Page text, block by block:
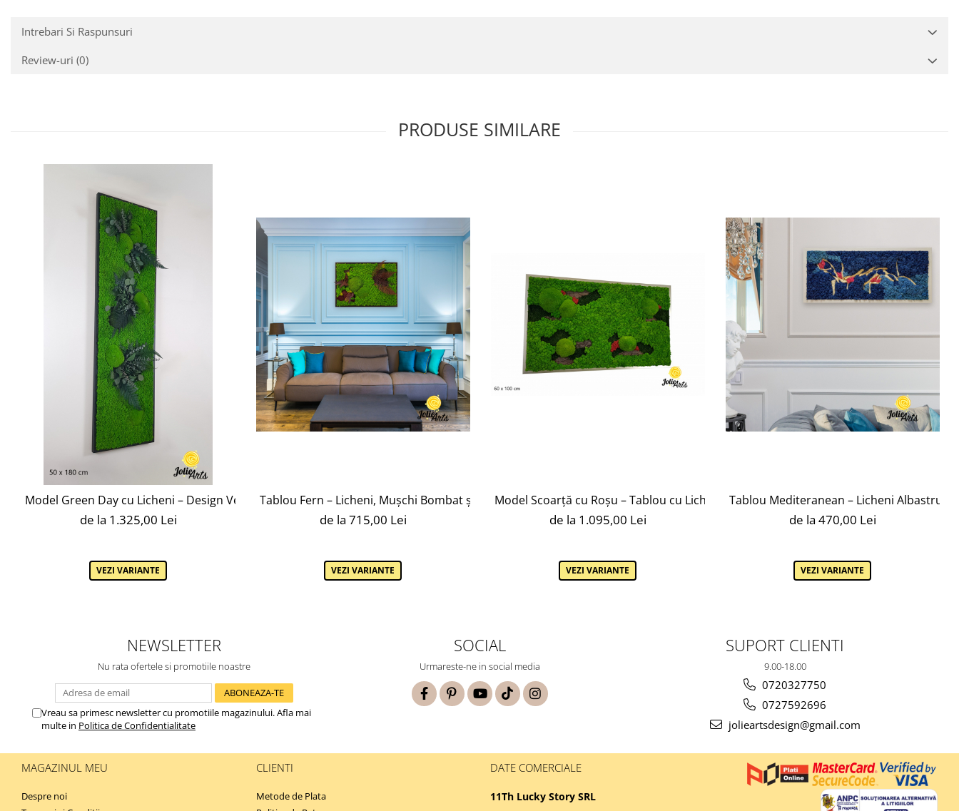
Intrebari Si Raspunsuri
Review-uri (0)
PRODUSE SIMILARE
Model Green Day cu Licheni – Design Vertical, Ramă Neagră
de la 1.325,00 Lei
VEZI VARIANTE
Tablou Fern – Licheni, Mușchi Bombat și Plante Naturale Stabilizate
de la 715,00 Lei
VEZI VARIANTE
Model Scoarță cu Roșu – Tablou cu Licheni, Mușchi și Scoarță de Pin Jolie Arts
de la 1.095,00 Lei
VEZI VARIANTE
Tablou Mediteranean – Licheni Albastru,
de la 470,00 Lei
VEZI VARIANTE
NEWSLETTER
Nu rata ofertele si promotiile noastre
Vreau sa primesc newsletter cu promotiile magazinului. Afla mai
multe in Politica de Confidentialitate
SOCIAL
Urmareste-ne in social media
SUPORT CLIENTI
9.00-18.00
0720327750
0727592696
jolieartsdesign@gmail.com
MAGAZINUL MEU
Despre noi
CLIENTI
Metode de Plata
DATE COMERCIALE
11Th Lucky Story SRL